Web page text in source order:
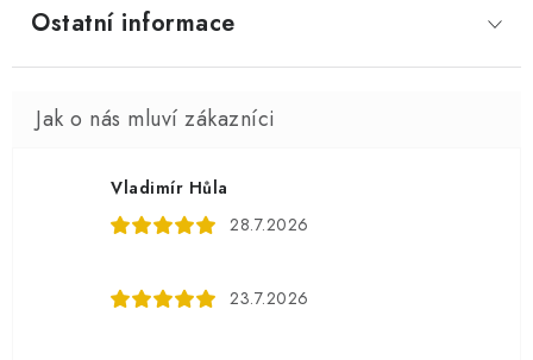
Ostatní informace
Vladimír Hůla
28.7.2026
23.7.2026